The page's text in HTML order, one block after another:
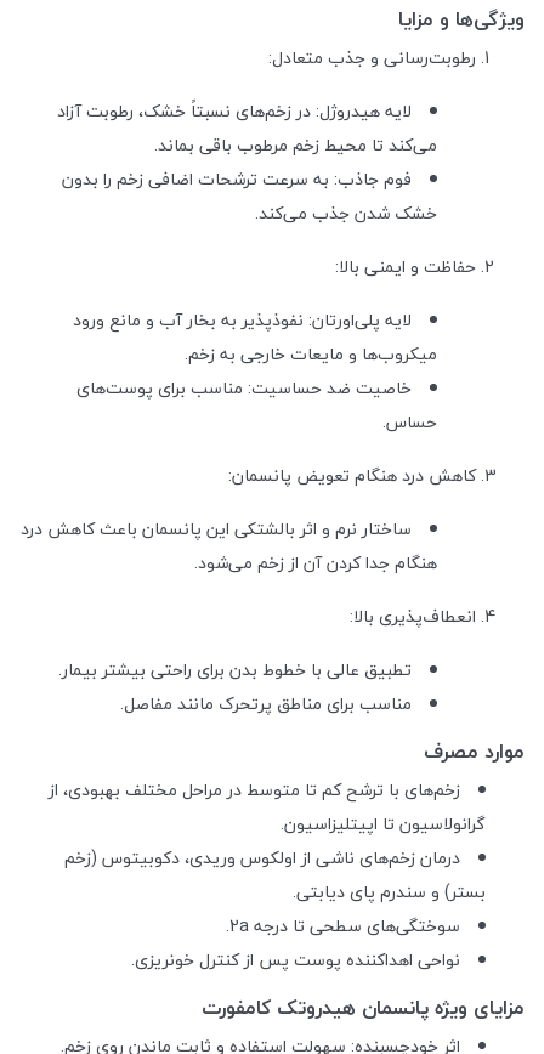
ویژگی‌ها و مزایا
رطوبت‌رسانی و جذب متعادل:
لایه هیدروژل: در زخم‌های نسبتاً خشک، رطوبت آزاد
می‌کند تا محیط زخم مرطوب باقی بماند.
فوم جاذب: به سرعت ترشحات اضافی زخم را بدون
خشک شدن جذب می‌کند.
حفاظت و ایمنی بالا:
لایه پلی‌اورتان: نفوذپذیر به بخار آب و مانع ورود
میکروب‌ها و مایعات خارجی به زخم.
خاصیت ضد حساسیت: مناسب برای پوست‌های
حساس.
کاهش درد هنگام تعویض پانسمان:
ساختار نرم و اثر بالشتکی این پانسمان باعث کاهش درد
هنگام جدا کردن آن از زخم می‌شود.
انعطاف‌پذیری بالا:
تطبیق عالی با خطوط بدن برای راحتی بیشتر بیمار.
مناسب برای مناطق پرتحرک مانند مفاصل.
موارد مصرف
زخم‌های با ترشح کم تا متوسط در مراحل مختلف بهبودی، از
گرانولاسیون تا اپیتلیزاسیون.
درمان زخم‌های ناشی از اولکوس وریدی، دکوبیتوس (زخم
بستر) و سندرم پای دیابتی.
سوختگی‌های سطحی تا درجه 2a.
نواحی اهداکننده پوست پس از کنترل خونریزی.
مزایای ویژه پانسمان هیدروتک کامفورت
اثر خودچسبنده: سهولت استفاده و ثابت ماندن روی زخم.